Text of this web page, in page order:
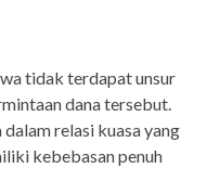
tidak terdapat unsur
dana tersebut.
relasi kuasa yang
kebebasan penuh